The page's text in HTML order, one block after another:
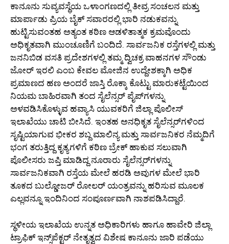
ಕಾನೂನು ಸುವ್ಯವಸ್ಥೆಯ ಒಳಾಂಗಣದಲ್ಲಿ ತೀವ್ರ ಸಂಚಲನ ಮತ್ತು
ಮಾರ್ಪಾಡು ಪ್ರಿಯ ಬೈಕ್ ಸವಾರರಲ್ಲಿ ಭಾರಿ ನಡುಕವನ್ನು
ಹುಟ್ಟಿಸುವಂತಹ ಅತ್ಯಂತ ಕಠಿಣ ಆಡಳಿತಾತ್ಮಕ ಕ್ರಮವೊಂದು
ಅಧಿಕೃತವಾಗಿ ಮುಂಚೂಣಿಗೆ ಬಂದಿದೆ. ಸಾರ್ವಜನಿಕ ರಸ್ತೆಗಳಲ್ಲಿ ಮತ್ತು
ಜನನಿಬಿಡ ವಸತಿ ಪ್ರದೇಶಗಳಲ್ಲಿ ತಮ್ಮ ದ್ವಿಚಕ್ರ ವಾಹನಗಳ ಸೌಂಡು
ಜೋರ್ ಇರಲಿ ಎಂಬ ಕೇವಲ ಮೋಜಿನ ಉದ್ದೇಶಕ್ಕಾಗಿ ಅಧಿಕ
ಪ್ರಮಾಣದ ಹಣ ಅಂದರೆ ಜಾಸ್ತಿ ರೊಕ್ಕಾ ಕೊಟ್ಟು ಮಾರುಕಟ್ಟೆಯಿಂದ
ನಿಯಮ ಬಾಹಿರವಾಗಿ ತಂದ ಸೈಲೆನ್ಸರ್ ಪೈಪ್‌ಗಳನ್ನು
ಅಳವಡಿಸಿಕೊಳ್ಳುವ ಹವ್ಯಾಸಿ ಯುವಕರಿಗೆ ಜಿಲ್ಲಾ ಪೊಲೀಸ್
ಇಲಾಖೆಯು ಚಾಟಿ ಬೀಸಿದೆ. ಇಂತಹ ಅನಧಿಕೃತ ಸೈಲೆನ್ಸರ್‌ಗಳಿಂದ
ಸೃಷ್ಟಿಯಾಗುವ ಭೀಕರ ಶಬ್ದ ಮಾಲಿನ್ಯ ಮತ್ತು ಸಾರ್ವಜನಿಕರ ನೆಮ್ಮದಿಗೆ
ಭಂಗ ತರುತ್ತಿದ್ದ ಕೃತ್ಯಗಳಿಗೆ ಕಠಿಣ ಬ್ರೇಕ್ ಹಾಕುವ ಸಲುವಾಗಿ
ಪೊಲೀಸರು ಜಪ್ತಿ ಮಾಡಿದ್ದ ನೂರಾರು ಸೈಲೆನ್ಸರ್‌ಗಳನ್ನು
ಸಾರ್ವಜನಿಕವಾಗಿ ರಸ್ತೆಯ ಮೇಲೆ ಹರಡಿ ಅವುಗಳ ಮೇಲೆ ಭಾರಿ
ತೂಕದ ಬುಲ್ಡೋಜರ್ ರೋಲರ್ ಯಂತ್ರವನ್ನು ಹರಿಸುವ ಮೂಲಕ
ಎಲ್ಲವನ್ನೂ ಇಂದಿನಿಂದ ಸಂಪೂರ್ಣವಾಗಿ ನಾಶಪಡಿಸಿದ್ದಾರೆ.
ಸ್ಥಳೀಯ ಇಲಾಖೆಯ ಉನ್ನತ ಅಧಿಕಾರಿಗಳು ಹಾಗೂ ಹಾವೇರಿ ಜಿಲ್ಲಾ
ಟ್ರಾಫಿಕ್ ಇನ್ಸ್‌ಪೆಕ್ಟರ್ ನೇತೃತ್ವದ ವಿಶೇಷ ಕಾನೂನು ಜಾರಿ ಪಡೆಯು